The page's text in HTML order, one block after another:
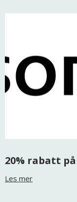
20% rabatt
Les mer